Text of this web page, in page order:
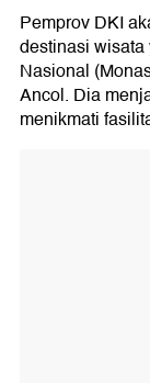
Pemprov DKI
destinasi
Nasional
Ancol. Dia
menikmati